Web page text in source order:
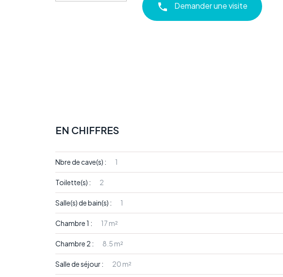
Demander une visite
EN CHIFFRES
Nbre de cave(s) : 1
Toilette(s) : 2
Salle(s) de bain(s) : 1
Chambre 1 : 17 m²
Chambre 2 : 8.5 m²
Salle de séjour : 20 m²